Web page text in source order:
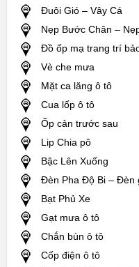
Đuôi Gió – Vây Cá
Nẹp Bước Chân –
Đồ ốp mạ trang trí
Vè che mưa
Mặt ca lăng ô tô
Cua lốp ô tô
Ốp cản trước sau
Lip Chia pô
Bậc Lên Xuống
Đèn Pha Độ Bi – Đèn
Bạt Phủ Xe
Gạt mưa ô tô
Chắn bùn ô tô
Cốp điện ô tô